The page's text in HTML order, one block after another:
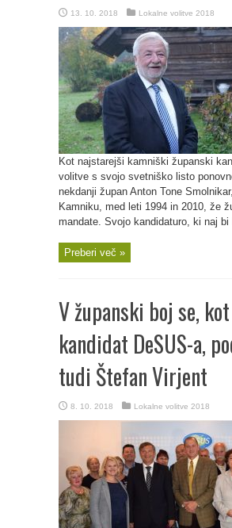
13. 10. 2018 Lokalne volitve 2018
Kot najstarejši kamniški županski
volitve s svojo svetniško listo
nekdanji župan Anton Tone
Kamniku, med leti 1994 in 2010, že
mandate. Svojo kandidaturo, ki naj bi
Preberi več »
V županski boj se, kot
kandidat DeSUS-a,
tudi Štefan Virjent
8. 10. 2018 Lokalne volitve 2018